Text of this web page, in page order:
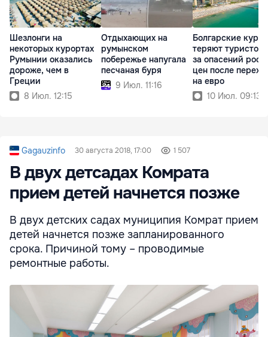
Шезлонги на
некоторых курортах
Румынии оказались
дороже, чем в
Греции
8 Июл. 12:15
Отдыхающих на
румынском
побережье напугала
песчаная буря
9 Июл. 11:16
Болгарские
теряют туристов
за опасений
цен после
на евро
10 Июл. 09:13
Gagauzinfo 30 августа 2018, 17:00 1 507
В двух детсадах Комрата
прием детей начнется позже
В двух детских садах муниципия Комрат прием
детей начнется позже запланированного
срока. Причиной тому – проводимые
ремонтные работы.